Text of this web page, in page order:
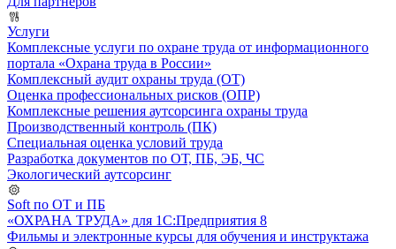
Услуги
Комплексные услуги по охране труда от информационного
портала «Охрана труда в России»
Комплексный аудит охраны труда (ОТ)
Оценка профессиональных рисков (ОПР)
Комплексные решения аутсорсинга охраны труда
Производственный контроль (ПК)
Специальная оценка условий труда
Разработка документов по ОТ, ПБ, ЭБ, ЧС
Экологический аутсорсинг
Soft по ОТ и ПБ
«ОХРАНА ТРУДА» для 1С:Предприятия 8
Фильмы и электронные курсы для обучения и инструктажа